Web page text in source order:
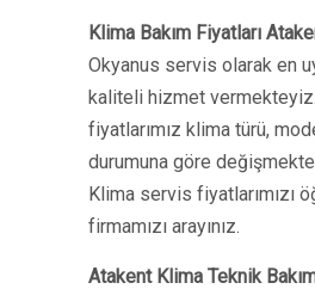
Klima Bakım Fiyatları
Okyanus servis olarak en
kaliteli hizmet
fiyatlarımız klima türü,
durumuna göre
Klima servis fiyatlarımızı
firmamızı arayınız.
Atakent Klima Teknik